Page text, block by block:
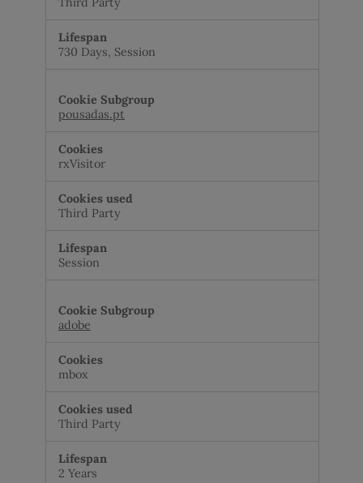
730 Days, Session
pousadas.pt
rxVisitor
Third Party
Session
adobe
mbox
Third Party
2 Years